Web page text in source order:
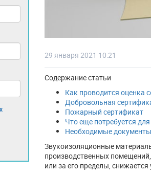
29 января 2021 10:21
Содержание статьи
Как проводится оценка
Добровольная
Пожарный сертификат
Что еще потребуется
Необходимые документы
Звукоизоляционные
производственных
или за его пределы,